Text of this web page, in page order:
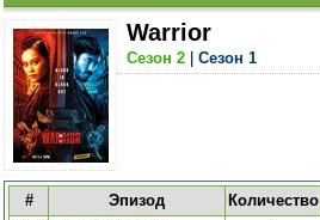
Warrior
Сезон 2 |Сезон 1
# Эпизод Количество